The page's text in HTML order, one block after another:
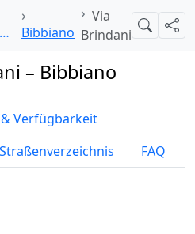
Emilia-Romagna Bibbiano
Via
Brindani
Suche
– Bibbiano
Verfügbarkeit
Straßenverzeichnis
FAQ